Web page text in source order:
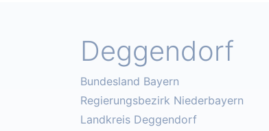
Deggendorf
Bundesland Bayern
Regierungsbezirk Niederbayern
Landkreis Deggendorf